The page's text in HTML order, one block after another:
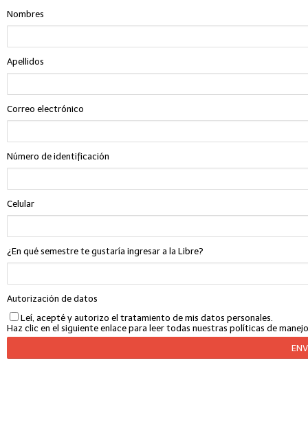
Nombres
Apellidos
Correo electrónico
Número de identificación
Celular
¿En qué semestre te gustaría ingresar a la Libre?
Autorización de datos
Leí, acepté y autorizo el tratamiento de mis datos personales.
Haz clic en el siguiente enlace para leer todas nuestras políticas de